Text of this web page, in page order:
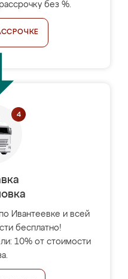
без %.
Ивантеевке и всей
бесплатно!
10% от стоимости